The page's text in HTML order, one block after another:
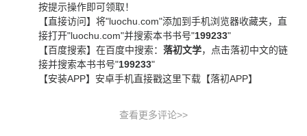
按提示操作即可领取！
【直接访问】 将"luochu.com"添加到手机浏览器收藏夹，直
接打开"luochu.com"并搜索本书书号"199233"
【百度搜索】 在百度中搜索： 落初文学，点击落初中文的链
接并搜索本书书号"199233"
【安装APP】 安卓手机直接戳这里下载【落初APP】
查看更多评论>>